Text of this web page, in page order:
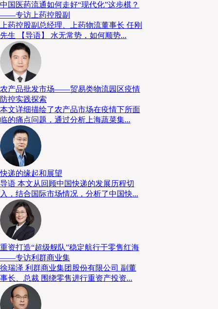
论坛伊始，中国《现代物流》杂志董事长陈
辞。陈巨星感谢了所有的与会嘉宾，和对本届论坛
望通过本届论坛，为中国食品冷链行业提供充分的
推动中国食品冷链行业的发展。
中国医药流通如何走好“现代化”这步棋？
——专访上药控股副
上药控股副总经理、上药物流董事长 任刚
先生 【导语】 水无常势，如何顺势...
农产品批发市场——贸易类物流园区疫情
防控实践探索
本文详细描绘了农产品市场在疫情下所面
临的痛点问题，通过分析上海蔬菜集...
快递的缘起和展望
导语 本文从回顾中国快递的发展历程切
入，结合国际市场情况，分析了中国快...
重资打造“超级舰队”稳定航行于零售红海
——专访利群商业集
徐瑞泽 利群商业集团股份有限公司 副董
事长、总裁 围绕零售进行重资产投资...